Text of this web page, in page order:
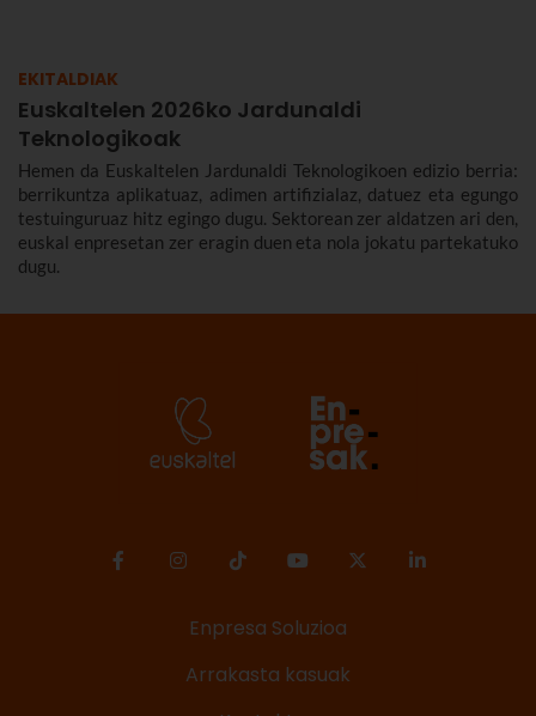
EKITALDIAK
Euskaltelen 2026ko Jardunaldi
Teknologikoak
Hemen da Euskaltelen Jardunaldi Teknologikoen edizio berria:
berrikuntza aplikatuaz, adimen artifizialaz, datuez eta egungo
testuinguruaz hitz egingo dugu. Sektorean zer aldatzen ari den,
euskal enpresetan zer eragin duen eta nola jokatu partekatuko
dugu.
Enpresa Soluzioa
Arrakasta kasuak